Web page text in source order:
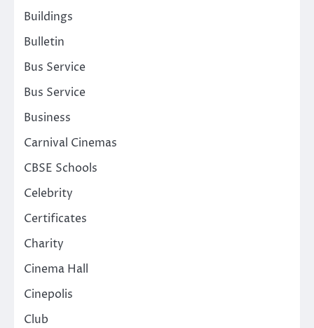
Buildings
Bulletin
Bus Service
Bus Service
Business
Carnival Cinemas
CBSE Schools
Celebrity
Certificates
Charity
Cinema Hall
Cinepolis
Club